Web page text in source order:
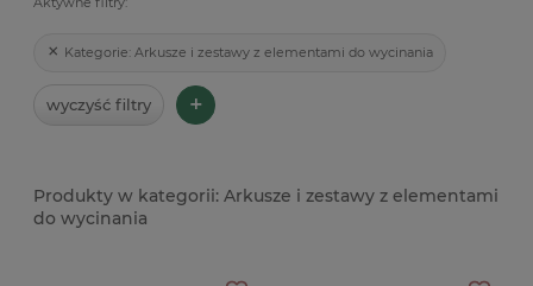
Kategorie: Arkusze i zestawy z elementami do wycinania
wyczyść filtry +
Arkusze i zestawy z elementami
do wycinania